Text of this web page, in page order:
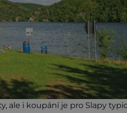
ale i koupání je pro Slapy